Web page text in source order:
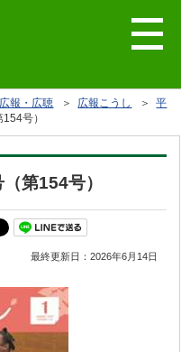
広報・広聴 ＞ 広報こうし ＞平
号）
第154号）
最終更新日：2026年6月14日